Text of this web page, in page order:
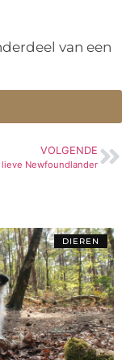
van een
VOLGENDE
Newfoundlander
DIEREN